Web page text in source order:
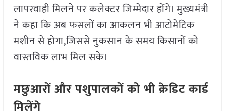
लापरवाही मिलने पर कलेक्टर जिम्मेदार होंगे। मुख्यमंत्री
ने कहा कि अब फसलों का आकलन भी आटोमेटिक
मशीन से होगा,जिससे नुकसान के समय किसानों को
वास्तविक लाभ मिल सके।
मछुआरों और पशुपालकों को भी क्रेडिट कार्ड